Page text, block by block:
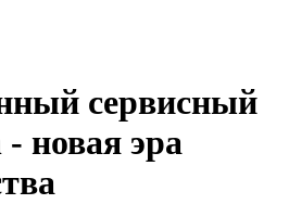
сервисный
новая эра